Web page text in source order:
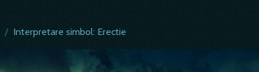
/ Interpretare simbol: Erectie